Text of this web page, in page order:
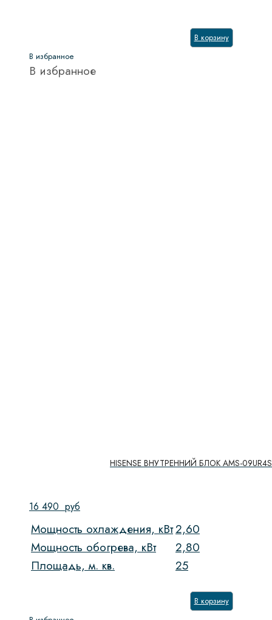
В корзину
В избранное
В избранное
HISENSE ВНУТРЕННИЙ БЛОК AMS-
16 490 руб
Мощность охлаждения, кВт2,60
Мощность обогрева, кВт
2,80
Площадь, м. кв.
25
В корзину